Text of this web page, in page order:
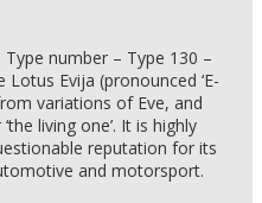
number – Type 130 –
Evija (pronounced ‘E-
variations of Eve, and
living one’. It is highly
reputation for its
and motorsport.